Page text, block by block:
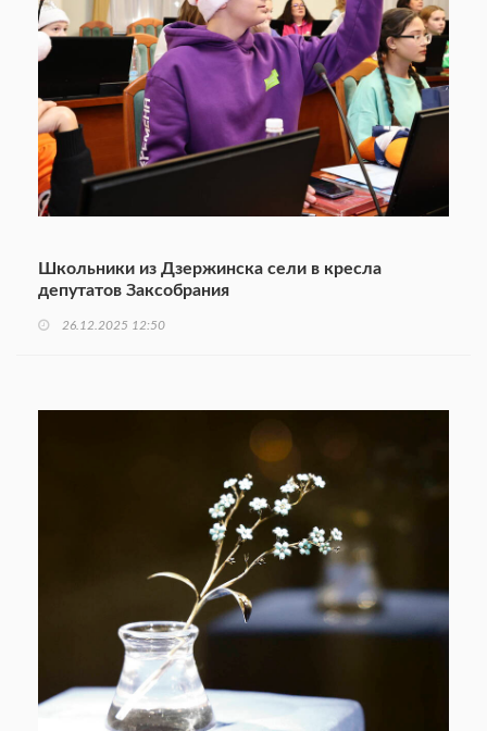
Школьники из Дзержинска сели в кресла
депутатов Заксобрания
26.12.2025 12:50